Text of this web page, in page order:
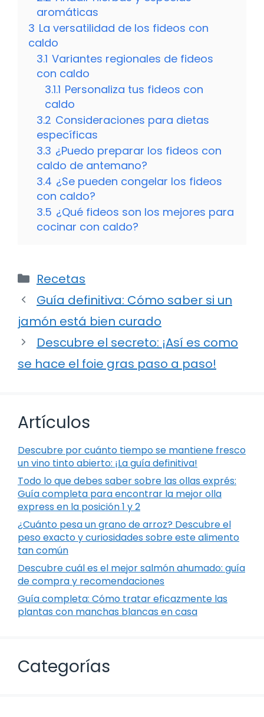
aromáticas
3 La versatilidad de los fideos con
caldo
3.1 Variantes regionales de fideos
con caldo
3.1.1 Personaliza tus fideos con
caldo
3.2 Consideraciones para dietas
específicas
3.3 ¿Puedo preparar los fideos con
caldo de antemano?
3.4 ¿Se pueden congelar los fideos
con caldo?
3.5 ¿Qué fideos son los mejores para
cocinar con caldo?
Categorías
Recetas
Guía definitiva: Cómo saber si un
jamón está bien curado
Descubre el secreto: ¡Así es como
se hace el foie gras paso a paso!
Artículos
Descubre por cuánto tiempo se mantiene fresco
un vino tinto abierto: ¡La guía definitiva!
Todo lo que debes saber sobre las ollas exprés:
Guía completa para encontrar la mejor olla
express en la posición 1 y 2
¿Cuánto pesa un grano de arroz? Descubre el
peso exacto y curiosidades sobre este alimento
tan común
Descubre cuál es el mejor salmón ahumado: guía
de compra y recomendaciones
Guía completa: Cómo tratar eficazmente las
plantas con manchas blancas en casa
Categorías